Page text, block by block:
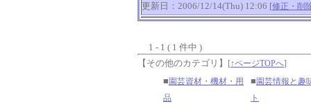
更新日：2006/12/14(Thu) 12:06 [修正・削
1 - 1 ( 1 件中 )
【その他のカテゴリ】
[↑ページTOPへ]
■ 園芸資材・機材・用
品
■ 園芸情報と趣
ト